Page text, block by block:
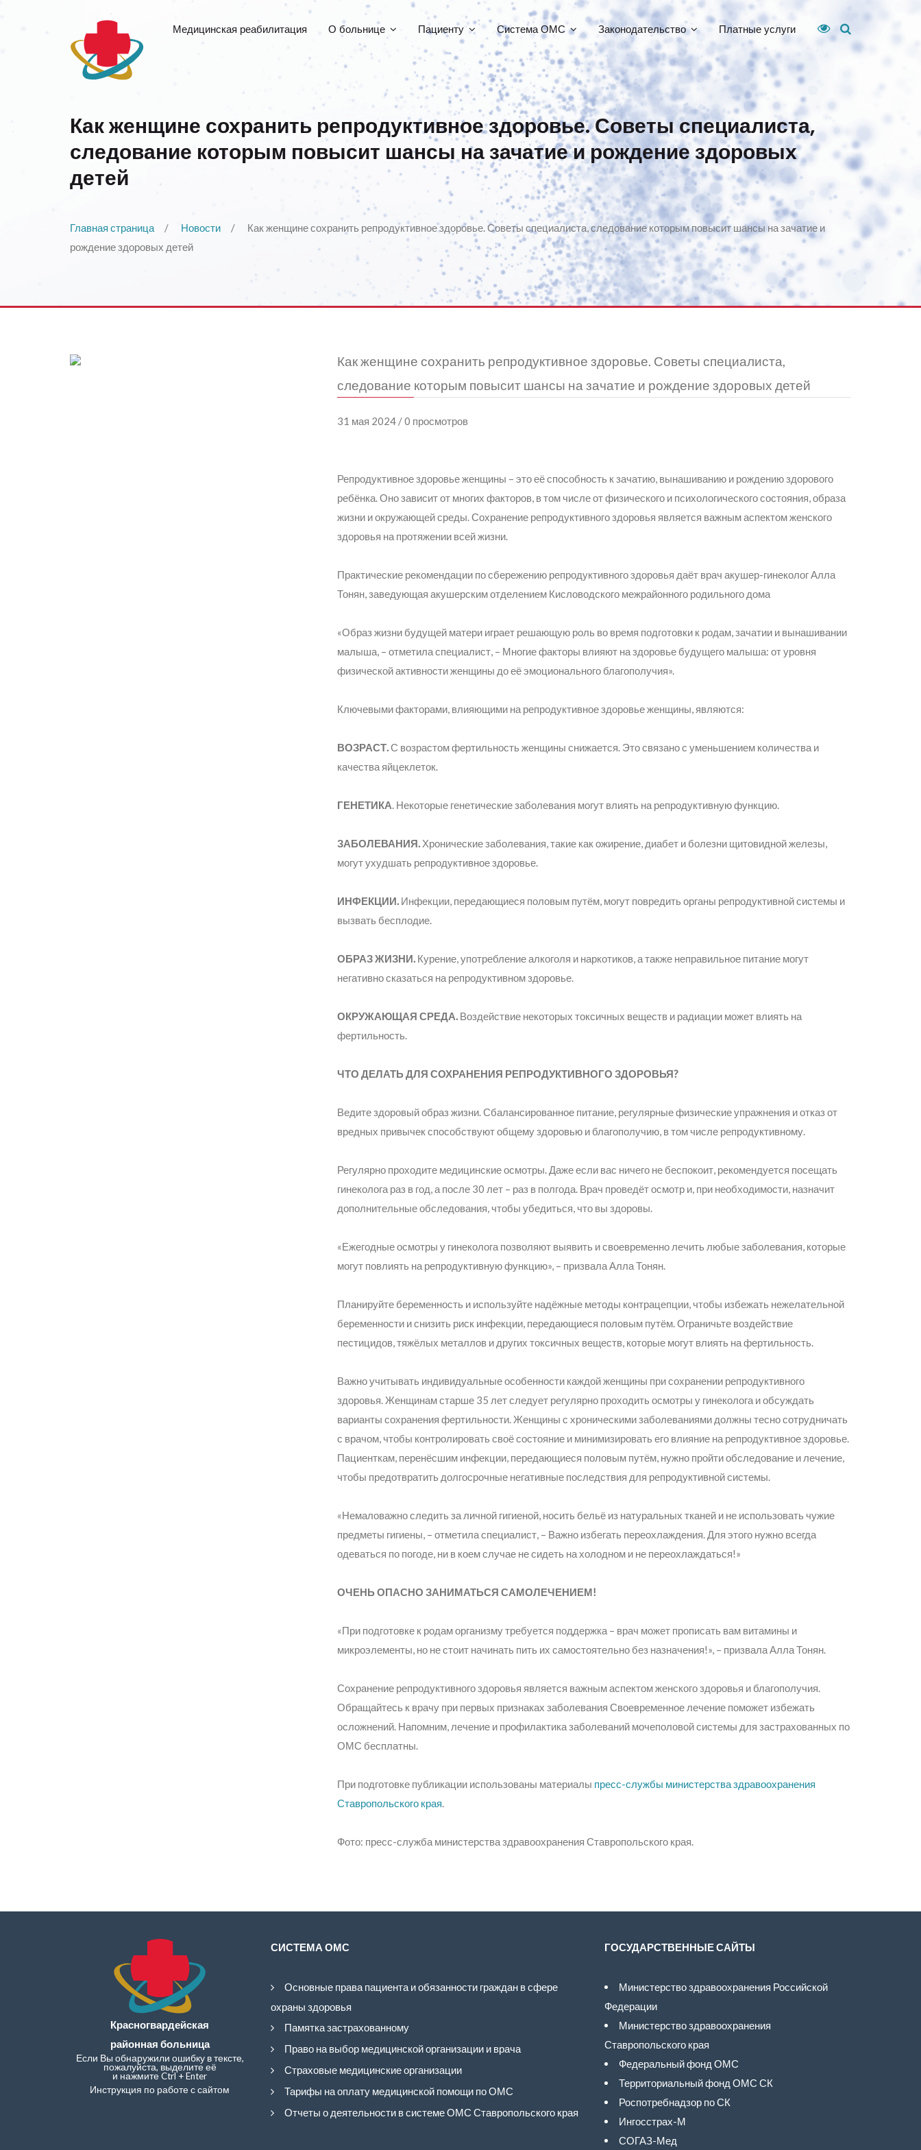
Медицинская реабилитация О больнице Пациенту Система ОМС Законодательство Платные услуги
Как женщине сохранить репродуктивное здоровье. Советы специалиста,
следование которым повысит шансы на зачатие и рождение здоровых
детей
Главная страница Новости
Как женщине сохранить репродуктивное здоровье. Советы специалиста, следование которым повысит шансы на зачатие и
рождение здоровых детей
Как женщине сохранить репродуктивное здоровье. Советы специалиста,
следование которым повысит шансы на зачатие и рождение здоровых детей
31 мая 2024 / 0 просмотров
Репродуктивное здоровье женщины – это её способность к зачатию, вынашиванию и рождению здорового
ребёнка. Оно зависит от многих факторов, в том числе от физического и психологического состояния, образа
жизни и окружающей среды. Сохранение репродуктивного здоровья является важным аспектом женского
здоровья на протяжении всей жизни.
Практические рекомендации по сбережению репродуктивного здоровья даёт врач акушер-гинеколог Алла
Тонян, заведующая акушерским отделением Кисловодского межрайонного родильного дома
«Образ жизни будущей матери играет решающую роль во время подготовки к родам, зачатии и вынашивании
малыша, – отметила специалист, – Многие факторы влияют на здоровье будущего малыша: от уровня
физической активности женщины до её эмоционального благополучия».
Ключевыми факторами, влияющими на репродуктивное здоровье женщины, являются:
ВОЗРАСТ.С возрастом фертильность женщины снижается. Это связано с уменьшением количества и
качества яйцеклеток.
ГЕНЕТИКА. Некоторые генетические заболевания могут влиять на репродуктивную функцию.
ЗАБОЛЕВАНИЯ. Хронические заболевания, такие как ожирение, диабет и болезни щитовидной железы,
могут ухудшать репродуктивное здоровье.
ИНФЕКЦИИ. Инфекции, передающиеся половым путём, могут повредить органы репродуктивной системы и
вызвать бесплодие.
ОБРАЗ ЖИЗНИ. Курение, употребление алкоголя и наркотиков, а также неправильное питание могут
негативно сказаться на репродуктивном здоровье.
ОКРУЖАЮЩАЯ СРЕДА. Воздействие некоторых токсичных веществ и радиации может влиять на
фертильность.
ЧТО ДЕЛАТЬ ДЛЯ СОХРАНЕНИЯ РЕПРОДУКТИВНОГО ЗДОРОВЬЯ?
Ведите здоровый образ жизни. Сбалансированное питание, регулярные физические упражнения и отказ от
вредных привычек способствуют общему здоровью и благополучию, в том числе репродуктивному.
Регулярно проходите медицинские осмотры. Даже если вас ничего не беспокоит, рекомендуется посещать
гинеколога раз в год, а после 30 лет – раз в полгода. Врач проведёт осмотр и, при необходимости, назначит
дополнительные обследования, чтобы убедиться, что вы здоровы.
«Ежегодные осмотры у гинеколога позволяют выявить и своевременно лечить любые заболевания, которые
могут повлиять на репродуктивную функцию», – призвала Алла Тонян.
Планируйте беременность и используйте надёжные методы контрацепции, чтобы избежать нежелательной
беременности и снизить риск инфекции, передающиеся половым путём. Ограничьте воздействие
пестицидов, тяжёлых металлов и других токсичных веществ, которые могут влиять на фертильность.
Важно учитывать индивидуальные особенности каждой женщины при сохранении репродуктивного
здоровья. Женщинам старше 35 лет следует регулярно проходить осмотры у гинеколога и обсуждать
варианты сохранения фертильности. Женщины с хроническими заболеваниями должны тесно сотрудничать
с врачом, чтобы контролировать своё состояние и минимизировать его влияние на репродуктивное здоровье.
Пациенткам, перенёсшим инфекции, передающиеся половым путём, нужно пройти обследование и лечение,
чтобы предотвратить долгосрочные негативные последствия для репродуктивной системы.
«Немаловажно следить за личной гигиеной, носить бельё из натуральных тканей и не использовать чужие
предметы гигиены, – отметила специалист, – Важно избегать переохлаждения. Для этого нужно всегда
одеваться по погоде, ни в коем случае не сидеть на холодном и не переохлаждаться!»
ОЧЕНЬ ОПАСНО ЗАНИМАТЬСЯ САМОЛЕЧЕНИЕМ!
«При подготовке к родам организму требуется поддержка – врач может прописать вам витамины и
микроэлементы, но не стоит начинать пить их самостоятельно без назначения!», – призвала Алла Тонян.
Сохранение репродуктивного здоровья является важным аспектом женского здоровья и благополучия.
Обращайтесь к врачу при первых признаках заболевания Своевременное лечение поможет избежать
осложнений. Напомним, лечение и профилактика заболеваний мочеполовой системы для застрахованных по
ОМС бесплатны.
При подготовке публикации использованы материалы пресс-службы министерства здравоохранения
Ставропольского края.
Фото: пресс-служба министерства здравоохранения Ставропольского края.
Красногвардейская
районная больница
Если Вы обнаружили ошибку в тексте,
пожалуйста, выделите её
и нажмите Ctrl + Enter
Инструкция по работе с сайтом
СИСТЕМА ОМС
Основные права пациента и обязанности граждан в сфере
охраны здоровья
Памятка застрахованному
Право на выбор медицинской организации и врача
Страховые медицинские организации
Тарифы на оплату медицинской помощи по ОМС
Отчеты о деятельности в системе ОМС Ставропольского края
ГОСУДАРСТВЕННЫЕ САЙТЫ
Министерство здравоохранения Российской
Федерации
Министерство здравоохранения
Ставропольского края
Федеральный фонд ОМС
Территориальный фонд ОМС СК
Роспотребнадзор по СК
Ингосстрах-М
СОГАЗ-Мед